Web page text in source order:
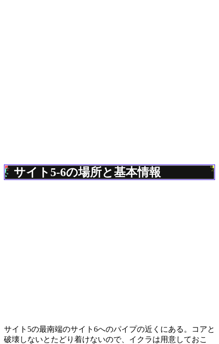
サイト5-6の場所と基本情報
サイト5の最南端のサイト6へのパイプの近くにある。コアと
破壊しないとたどり着けないので、イクラは用意しておこ